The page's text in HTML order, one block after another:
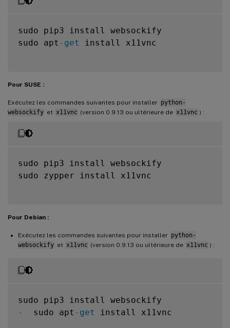
sudo pip3 install websockify
sudo apt - get install x11vnc
Pour SUSE :
Exécutez les commandes suivantes pour installer python-
websockify et x11vnc (version 0.9.13 ou ultérieure de x11vnc ) :
sudo pip3 install websockify
sudo zypper install x11vnc
Pour Debian :
Exécutez les commandes suivantes pour installer python-
websockify et x11vnc (version 0.9.13 ou ultérieure de x11vnc ) :
-
  sudo apt
- get install x11vnc